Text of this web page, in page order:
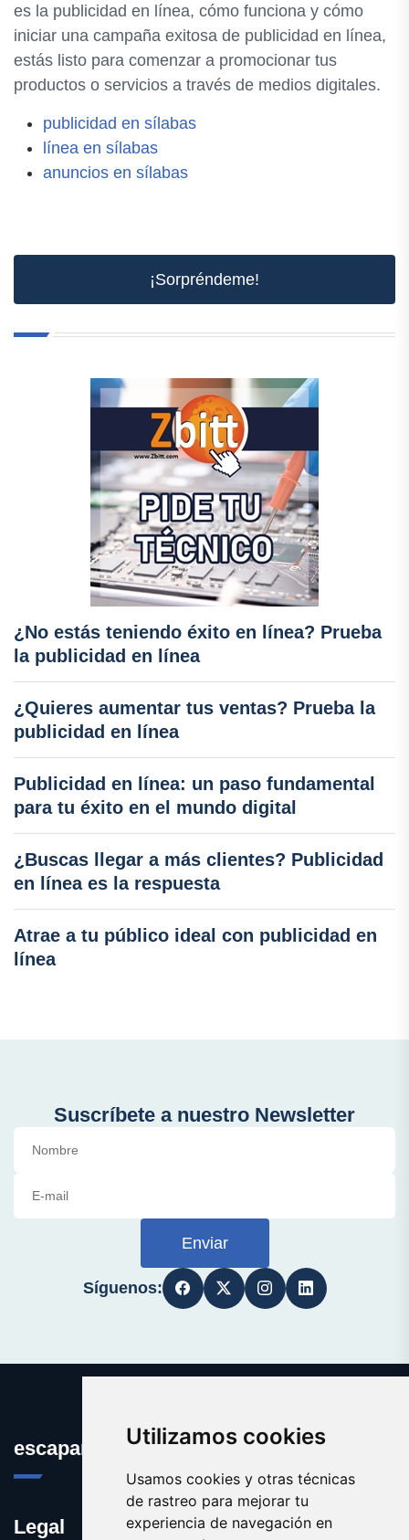
Utilizamos cookies
Usamos cookies y otras técnicas
de rastreo para mejorar tu
experiencia de navegación en
es la publicidad en línea, cómo funciona y cómo
iniciar una campaña exitosa de publicidad en línea,
estás listo para comenzar a promocionar tus
productos o servicios a través de medios digitales.
publicidad en sílabas
línea en sílabas
anuncios en sílabas
¡Sorpréndeme!
¿No estás teniendo éxito en línea? Prueba
la publicidad en línea
¿Quieres aumentar tus ventas? Prueba la
publicidad en línea
Publicidad en línea: un paso fundamental
para tu éxito en el mundo digital
¿Buscas llegar a más clientes? Publicidad
en línea es la respuesta
Atrae a tu público ideal con publicidad en
línea
Suscríbete a nuestro Newsletter
Enviar
Síguenos:
escaparatedeideas.com
Legal